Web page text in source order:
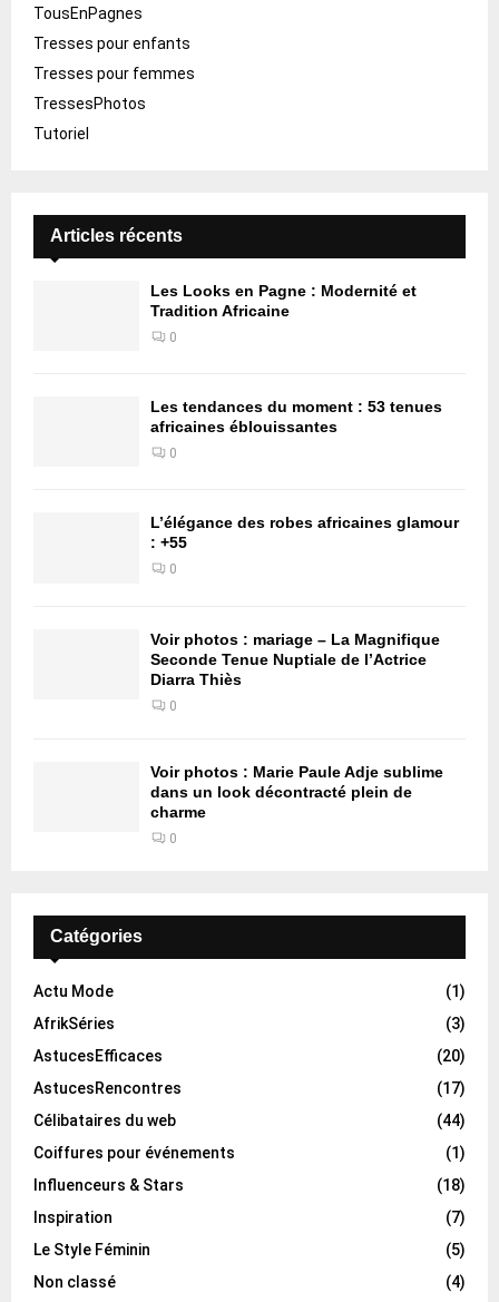
TousEnPagnes
Tresses pour enfants
Tresses pour femmes
TressesPhotos
Tutoriel
Articles récents
Les Looks en Pagne : Modernité et
Tradition Africaine
0
Les tendances du moment : 53 tenues
africaines éblouissantes
0
L’élégance des robes africaines glamour
: +55
0
Voir photos : mariage – La Magnifique
Seconde Tenue Nuptiale de l’Actrice
Diarra Thiès
0
Voir photos : Marie Paule Adje sublime
dans un look décontracté plein de
charme
0
Catégories
Actu Mode
(1)
AfrikSéries
(3)
AstucesEfficaces
(20)
AstucesRencontres
(17)
Célibataires du web
(44)
Coiffures pour événements
(1)
Influenceurs & Stars
(18)
Inspiration
(7)
Le Style Féminin
(5)
Non classé
(4)